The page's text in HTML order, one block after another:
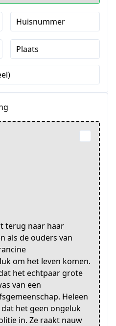
Huisnummer
Plaats
terug naar haar
als de ouders van
om het leven komen.
het echtpaar grote
van een
Heleen
het geen ongeluk
in. Ze raakt nauw